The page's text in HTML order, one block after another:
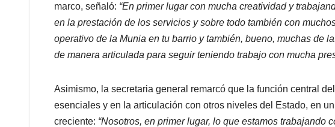
marco, señaló: “En primer lugar con mucha creatividad y
en la prestación de los servicios y sobre todo también con
operativo de la Munia en tu barrio y también, bueno, muchas de
de manera articulada para seguir teniendo trabajo con mucha
Asimismo, la secretaria general remarcó que la función central
esenciales y en la articulación con otros niveles del Estado, en
creciente: “Nosotros, en primer lugar, lo que estamos